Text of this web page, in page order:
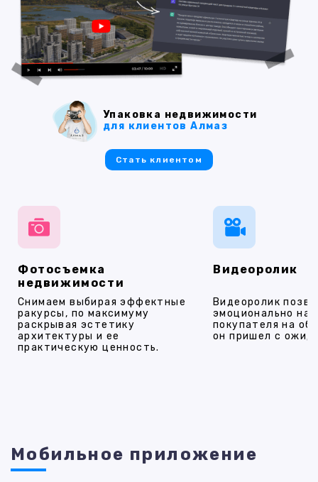
Фотосъемка
недвижимости
Снимаем выбирая эффектные
ракурсы, по максимуму
раскрывая эстетику
архитектуры и ее
практическую ценность.
Видеоролик
Видеоролик
эмоционально
покупателя на
он пришел с
Упаковка недвижимости
для клиентов Алмаз
Стать клиентом
Мобильное приложение